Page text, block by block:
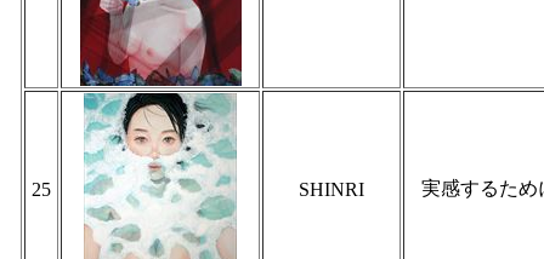
25 SHINRI 実感するため